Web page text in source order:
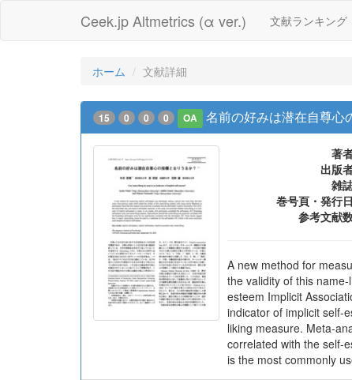
Ceek.jp Altmetrics (α ver.) 文献ランキング
ホーム 文献詳細
15 0 0 0 OA 名前の好みは潜在自尊心
著
出版
雑
巻号頁・発行日
参考文献
A new method for
the validity of this
esteem Implicit
indicator of implicit self-
liking measure. Meta-
correlated with the self-
is the most commonly